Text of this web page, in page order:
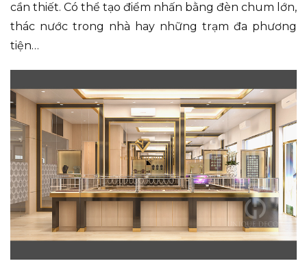
cần thiết. Có thể tạo điểm nhấn bằng đèn chum lớn,
thác nước trong nhà hay những trạm đa phương
tiện…